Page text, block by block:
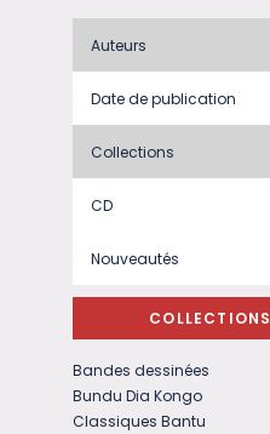
Auteurs
Date de publication
Collections
CD
Nouveautés
COLLECTIONS
Bandes dessinées
Bundu Dia Kongo
Classiques Bantu